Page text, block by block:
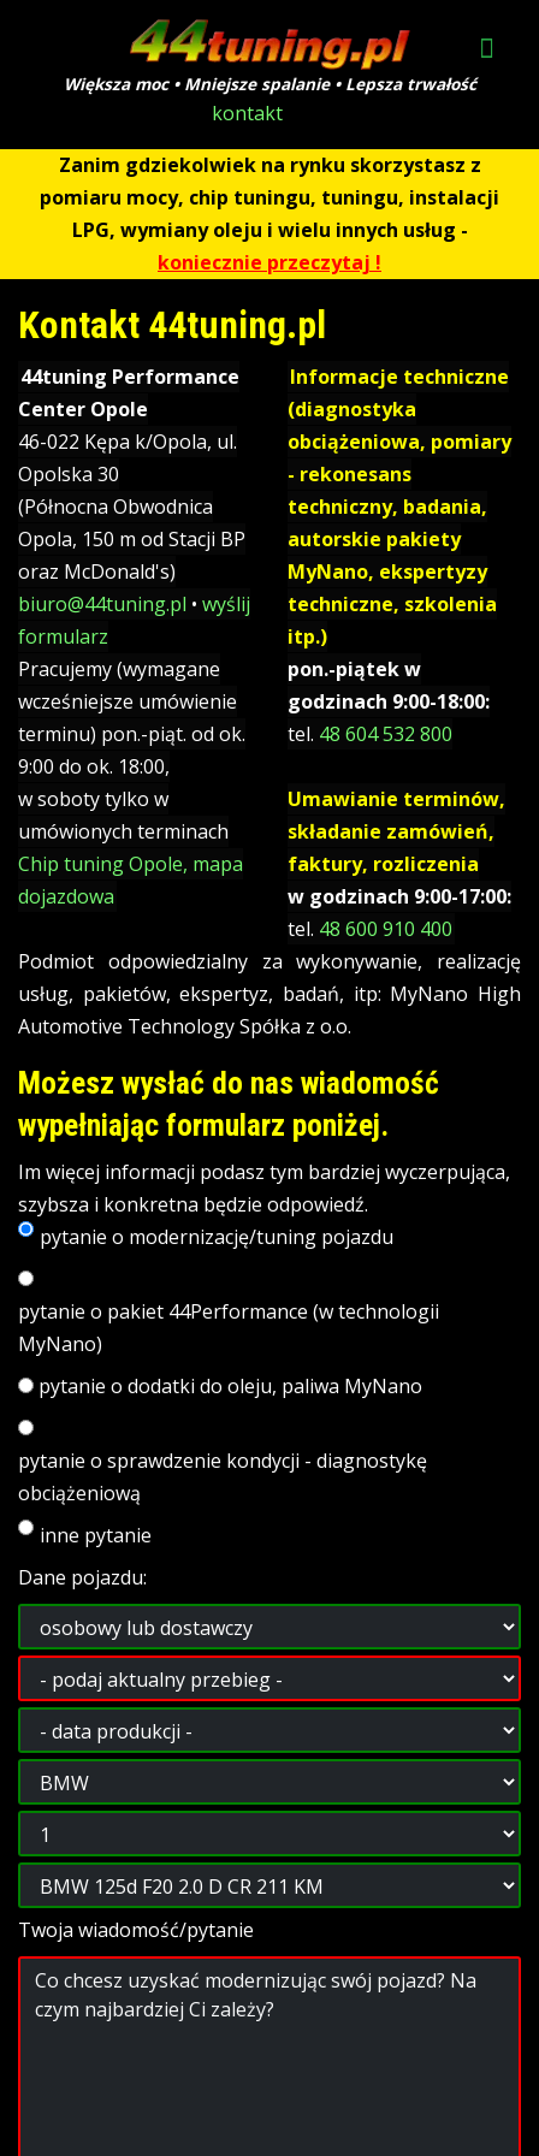
Większa moc • Mniejsze spalanie • Lepsza trwałość
kontakt
Zanim gdziekolwiek na rynku skorzystasz z
pomiaru mocy, chip tuningu, tuningu, instalacji
LPG, wymiany oleju i wielu innych usług -
koniecznie przeczytaj !
Kontakt 44tuning.pl
44tuning Performance
Center Opole
46-022 Kępa k/Opola, ul.
Opolska 30
(Północna Obwodnica
Opola, 150 m od Stacji BP
oraz McDonald's)
biuro@44tuning.pl • wyślij
formularz
Pracujemy (wymagane
wcześniejsze umówienie
terminu) pon.-piąt. od ok.
9:00 do ok. 18:00,
w soboty tylko w
umówionych terminach
Chip tuning Opole, mapa
dojazdowa
Informacje techniczne
(diagnostyka
obciążeniowa, pomiary
- rekonesans
techniczny, badania,
autorskie pakiety
MyNano, ekspertyzy
techniczne, szkolenia
itp.)
pon.-piątek w
godzinach 9:00-18:00:
tel. 48 604 532 800
Umawianie terminów,
składanie zamówień,
faktury, rozliczenia
w godzinach 9:00-17:00:
tel. 48 600 910 400
Podmiot odpowiedzialny za wykonywanie, realizację
usług, pakietów, ekspertyz, badań, itp: MyNano High
Automotive Technology Spółka z o.o.
Możesz wysłać do nas wiadomość
wypełniając formularz poniżej.
Im więcej informacji podasz tym bardziej wyczerpująca,
szybsza i konkretna będzie odpowiedź.
pytanie o modernizację/tuning pojazdu
pytanie o pakiet 44Performance (w technologii
MyNano)
pytanie o dodatki do oleju, paliwa MyNano
pytanie o sprawdzenie kondycji - diagnostykę
obciążeniową
inne pytanie
Dane pojazdu:
Twoja wiadomość/pytanie